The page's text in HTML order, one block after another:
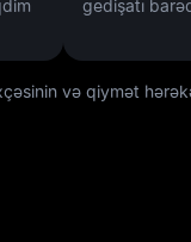
gedişatı
və qiymət